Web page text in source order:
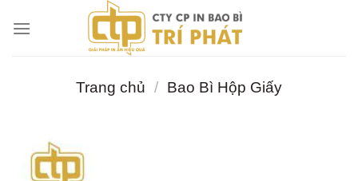
đến
Trang chủ / Bao Bì Hộp Giấy